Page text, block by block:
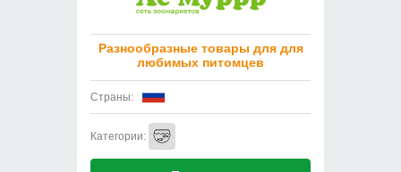
Разнообразные товары для для
любимых питомцев
Страны:
Категории: